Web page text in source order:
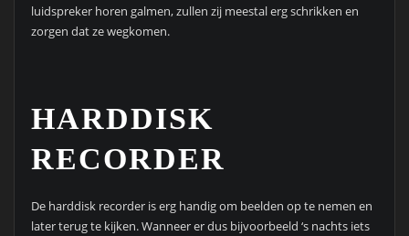
luidspreker horen galmen, zullen zij meestal erg schrikken en
zorgen dat ze wegkomen.
HARDDISK
RECORDER
De harddisk recorder is erg handig om beelden op te nemen en
later terug te kijken. Wanneer er dus bijvoorbeeld ‘s nachts iets